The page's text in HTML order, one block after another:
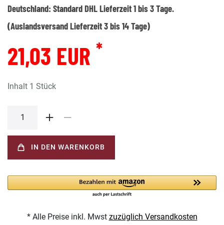
Deutschland: Standard DHL Lieferzeit 1 bis 3 Tage.
(Auslandsversand Lieferzeit 3 bis 14 Tage)
21,03 EUR *
Inhalt 1 Stück
IN DEN WARENKORB
* Alle Preise inkl. Mwst zuzüglich Versandkosten